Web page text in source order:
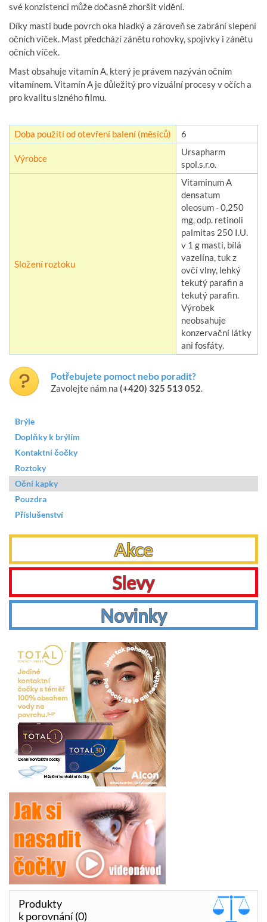
své konzistenci může dočasně zhoršit vidění.
Díky masti bude povrch oka hladký a zároveň se zabrání slepení
očních víček. Mast předchází zánětu rohovky, spojivky i zánětu
očních víček.
Mast obsahuje vitamín A, který je právem nazýván očním
vitamínem. Vitamín A je důležitý pro vizuální procesy v očích a
pro kvalitu slzného filmu.
Doba použití od otevření balení (měsíců) 6
Výrobce
Ursapharm
spol.s.r.o.
Složení roztoku
Vitaminum A
densatum
oleosum - 0,250
mg, odp. retinoli
palmitas 250 I.U.
v 1 g masti, bílá
vazelína, tuk z
ovčí vlny, lehký
tekutý parafin a
tekutý parafin.
Výrobek
neobsahuje
konzervační látky
ani fosfáty.
Potřebujete pomoct nebo poradit?
Zavolejte nám na (+420) 325 513 052.
Brýle
Doplňky k brýlím
Kontaktní čočky
Roztoky
Oční kapky
Pouzdra
Příslušenství
Akce
Slevy
Novinky
Produkty
k porovnání (0)